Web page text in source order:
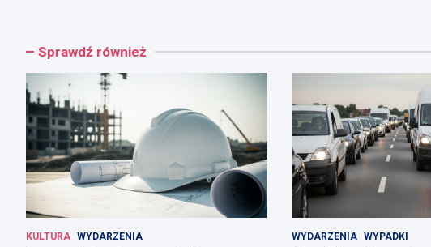
Sprawdź również
KULTURA WYDARZENIA WYDARZENIA WYPADKI